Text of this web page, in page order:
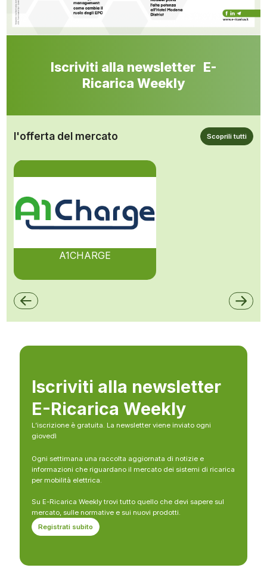
Iscriviti alla newsletter E-
Ricarica Weekly
l'offerta del mercato Scoprili tutti
A1CHARGE
Iscriviti alla newsletter
E-Ricarica Weekly
L’iscrizione è gratuita. La newsletter viene inviato ogni
giovedì
Ogni settimana una raccolta aggiornata di notizie e
informazioni che riguardano il mercato dei sistemi di ricarica
per mobilità elettrica.
Su E-Ricarica Weekly trovi tutto quello che devi sapere sul
mercato, sulle normative e sui nuovi prodotti.
Registrati subito